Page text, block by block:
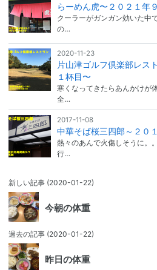
らーめん虎〜２０２１年
クーラーがガンガン効いた中
の…
2020-11-23
片山津ゴルフ倶楽部レス
１杯目〜
寒くなってきたらあんかけが
全…
2017-11-08
中華そば桜三四郎～２０
熱々のあんで火傷しそうに。
行…
新しい記事 (2020-01-22)
今朝の体重
過去の記事 (2020-01-22)
昨日の体重